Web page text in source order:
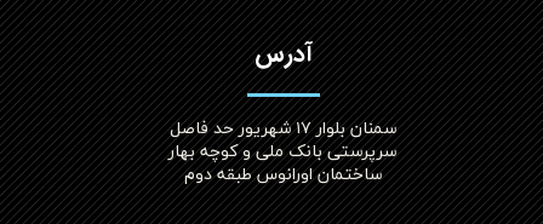
آدرس
سمنان بلوار ۱۷ شهریور حد فاصل
سرپرستی بانک ملی و کوچه بهار
ساختمان اورانوس طبقه دوم